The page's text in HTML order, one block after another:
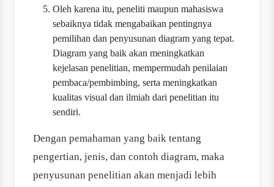
Oleh karena itu, peneliti maupun mahasiswa
sebaiknya tidak mengabaikan pentingnya
pemilihan dan penyusunan diagram yang tepat.
Diagram yang baik akan meningkatkan
kejelasan penelitian, mempermudah penilaian
pembaca/pembimbing, serta meningkatkan
kualitas visual dan ilmiah dari penelitian itu
sendiri.
Dengan pemahaman yang baik tentang
pengertian, jenis, dan contoh diagram, maka
penyusunan penelitian akan menjadi lebih